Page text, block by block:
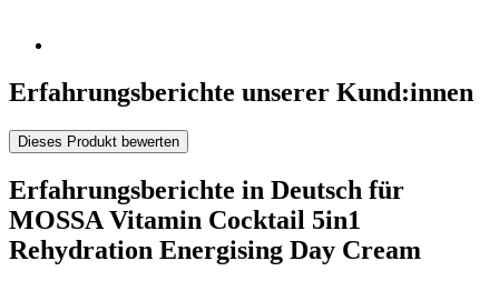
Erfahrungsberichte unserer Kund:innen
Dieses Produkt bewerten
Erfahrungsberichte in Deutsch für
MOSSA Vitamin Cocktail 5in1
Rehydration Energising Day Cream